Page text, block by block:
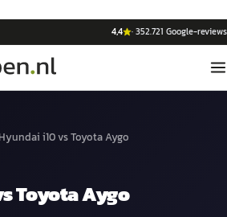
4,4 ·352.721 Google-reviews
i10vsToyota Aygo
Toyota Aygo